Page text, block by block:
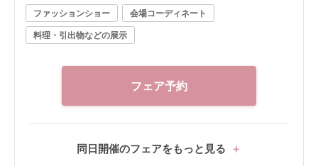
ファッションショー
会場コーディネート
料理・引出物などの展示
フェア予約
同日開催のフェアをもっと見る